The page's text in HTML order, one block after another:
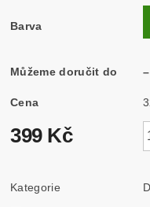
Barva
Můžeme doručit do –
Cena
399 Kč
Kategorie